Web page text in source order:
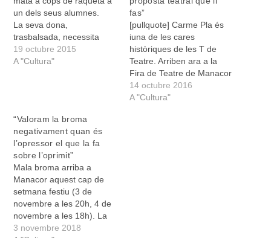
un dels seus alumnes.
La seva dona,
trasbalsada, necessita
entendre què va
empènyer l’home a
casualment té com a
protagonista un professor
que rebenta el cap…
19 octubre 2015
A "Cultura"
fas”
[pullquote] Carme Pla és
iuna de les cares
històriques de les T de
Teatre. Arriben ara a la
Fira de Teatre de Manacor
amb Premis i càstigs, una
proposta metateatral que
14 octubre 2016
A "Cultura"
“Valoram la broma
negativament quan és
l’opressor el que la fa
sobre l’oprimit”
Mala broma arriba a
Manacor aquest cap de
setmana festiu (3 de
novembre a les 20h, 4 de
novembre a les 18h). La
producció de la Sala
3 novembre 2018